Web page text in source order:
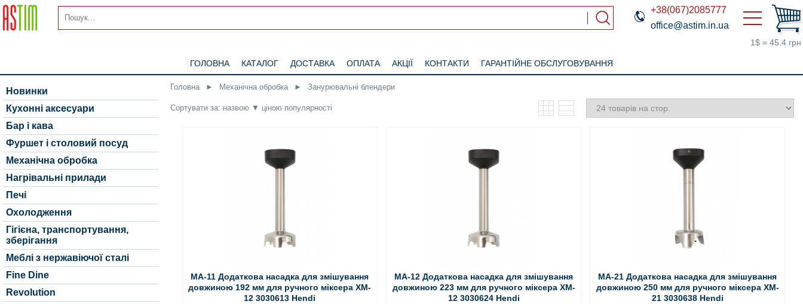
+38(067)2085777
office@astim.in.ua
1$ = 45.4 грн
ГОЛОВНА КАТАЛОГ ДОСТАВКА ОПЛАТА АКЦІЇ КОНТАКТИ ГАРАНТІЙНЕ ОБСЛУГОВУВАННЯ
Новинки
Кухонні аксесуари
Бар і кава
Фуршет і столовий посуд
Механічна обробка
Нагрівальні прилади
Печі
Охолодження
Гігієна, транспортування,
зберігання
Меблі з нержавіючої сталі
Fine Dine
Revolution
Головна ► Механічна обробка ► Занурювальні блендери
Сортувати за: назвою ▼ ціною популярності
MA-11 Додаткова насадка для змішування
довжиною 192 мм для ручного міксера XM-
12 3030613 Hendi
MA-12 Додаткова насадка для змішування
довжиною 223 мм для ручного міксера XM-
12 3030624 Hendi
MA-21 Додаткова насадка для змішування
довжиною 250 мм для ручного міксера XM-
21 3030638 Hendi